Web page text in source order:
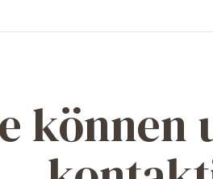
können